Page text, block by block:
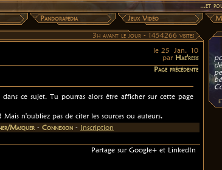
...et
Pandorapedia Jeux Vidéo
3h avant le jour -1454266 visites
le 25 Jan. 10
par Hae'resis
Page précédente
ce sujet. Tu pourras alors être afficher sur cette page
n'oubliez pas de citer les sources ou auteurs.
Masquer- Connexion - Inscription
Partage sur Google+ et LinkedIn